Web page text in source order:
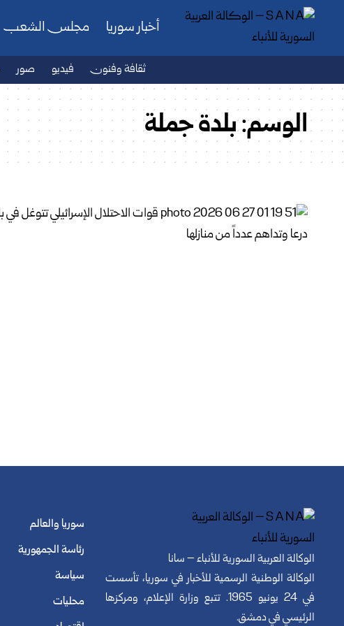
أخبار سوريا مجلس الشعب
ثقافة وفنون فيديو صور
الوسم:بلدة جملة
الوكالة العربية السورية للأنباء – سانا
الوكالة الوطنية الرسمية للأخبار في سوريا، تأسست
في 24 يونيو 1965. تتبع وزارة الإعلام، ومركزها
الرئيسي في دمشق.
سوريا والعالم
رئاسة الجمهورية
سياسة
محليات